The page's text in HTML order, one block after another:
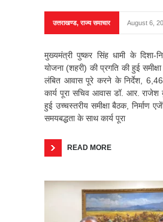
उत्तराखण्ड,राज्य समाचार August 6,
मुख्यमंत्री पुष्कर सिंह धामी के दिशा-
योजना (शहरी) की प्रगति की हुई
लंबित आवास पूरे करने के निर्देश,
कार्य पूरा सचिव आवास डॉ. आर. राजेश
हुई उच्चस्तरीय समीक्षा बैठक, निर्माण
समयबद्धता के साथ कार्य पूरा
READ MORE